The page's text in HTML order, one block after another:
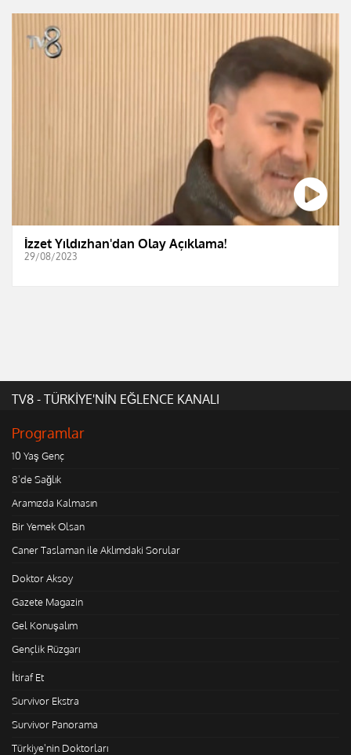
İzzet Yıldızhan'dan Olay Açıklama!
29/08/2023
TV8 - TÜRKİYE'NİN EĞLENCE KANALI
Programlar
10 Yaş Genç
8'de Sağlık
Aramızda Kalmasın
Bir Yemek Olsan
Caner Taslaman ile Aklımdaki Sorular
Doktor Aksoy
Gazete Magazin
Gel Konuşalım
Gençlik Rüzgarı
İtiraf Et
Survivor Ekstra
Survivor Panorama
Türkiye'nin Doktorları